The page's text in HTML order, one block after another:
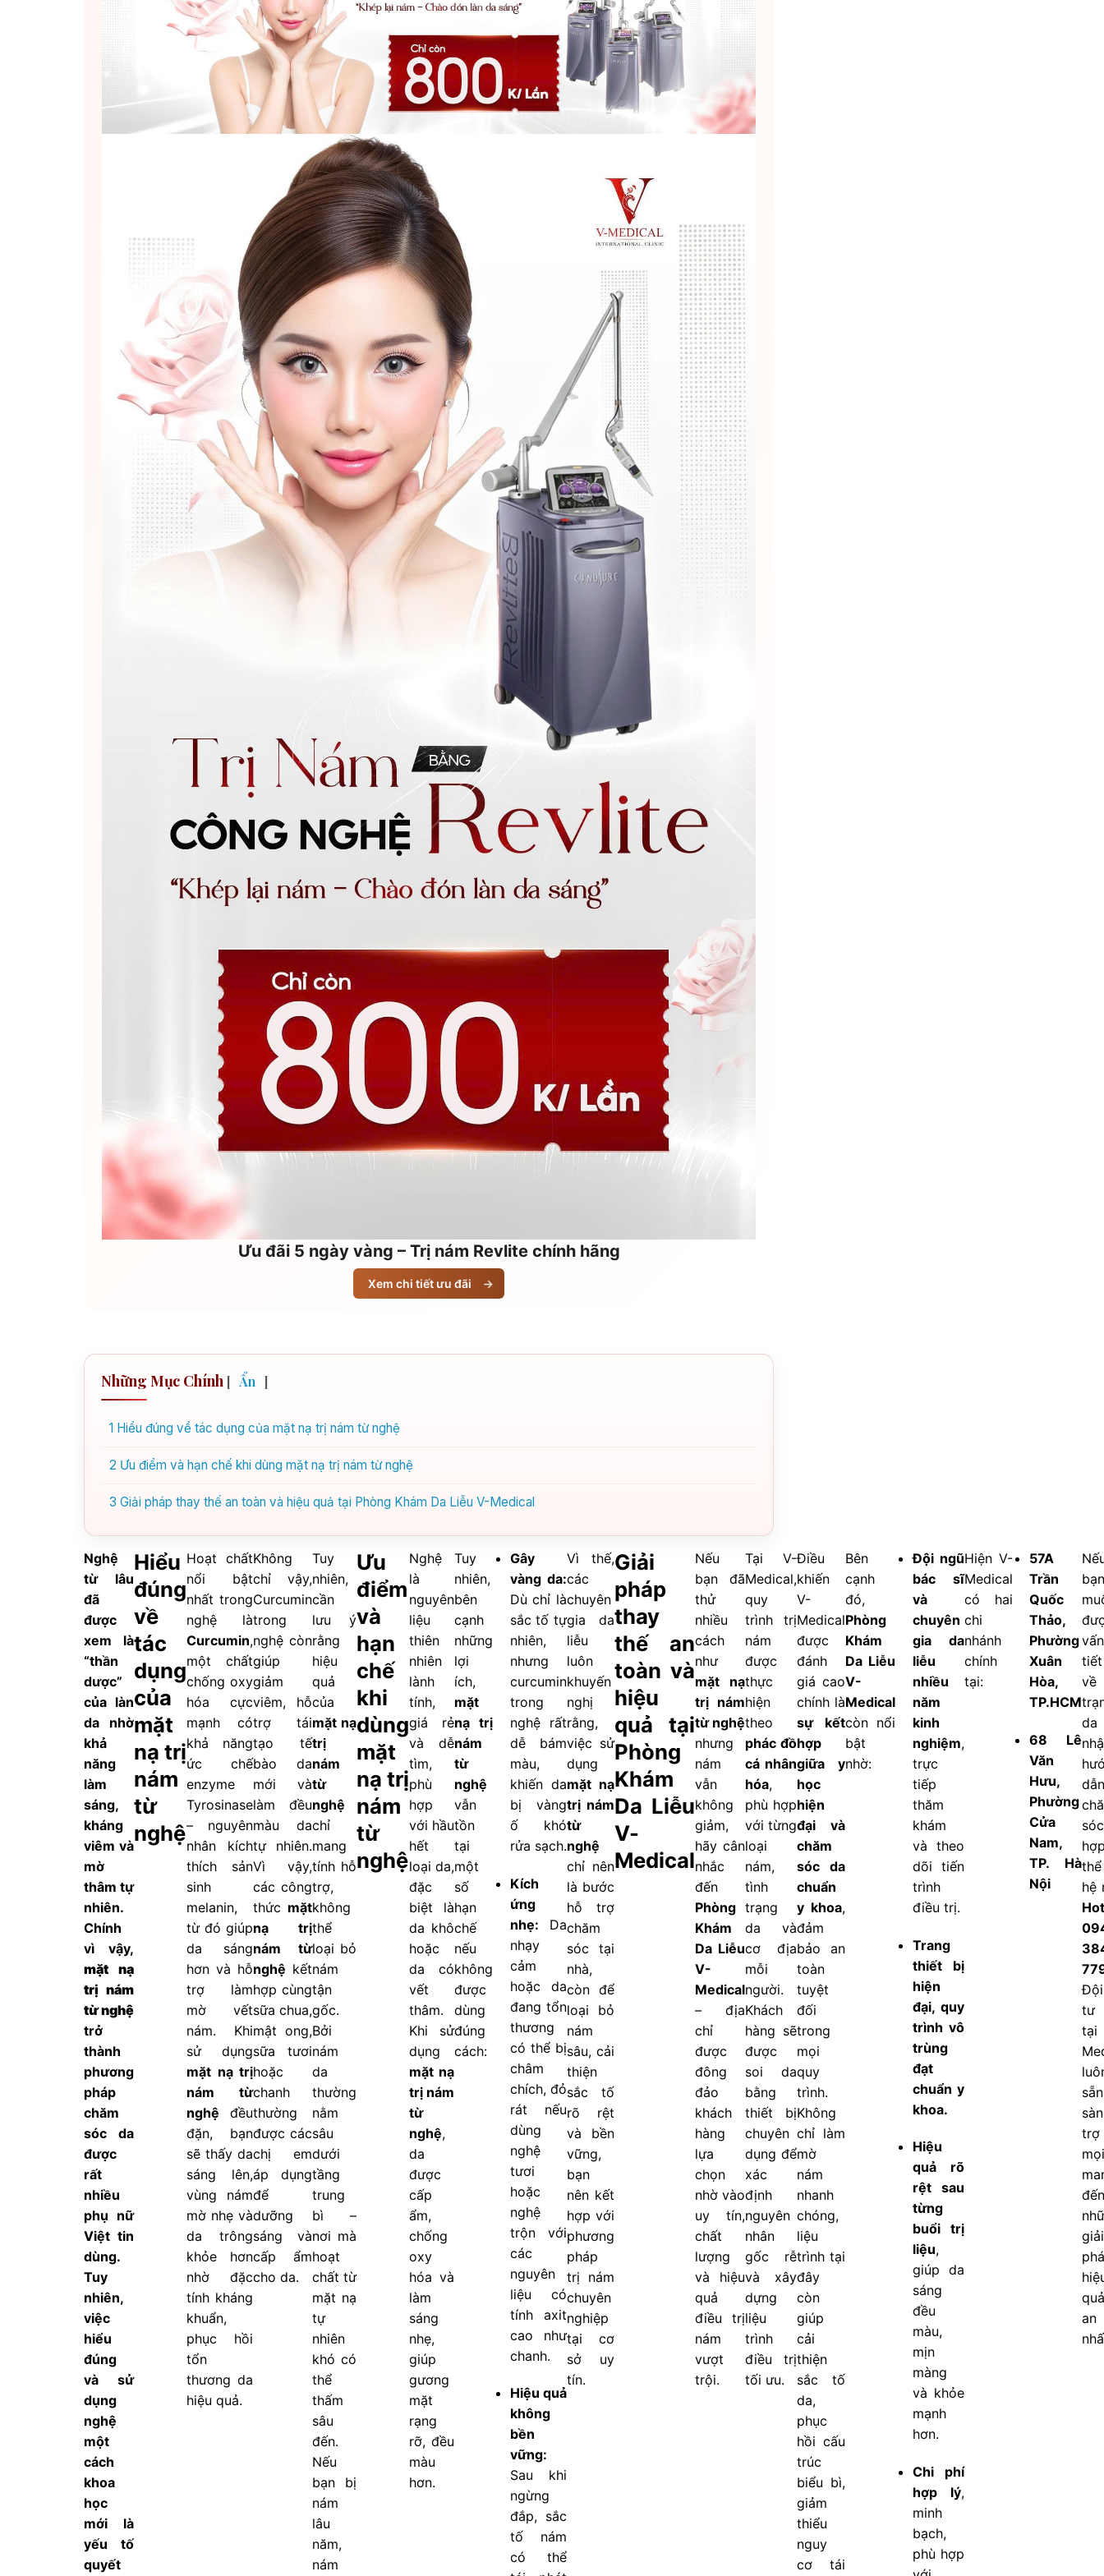
Ưu đãi 5 ngày vàng – Trị nám Revlite chính hãng
Xem chi tiết ưu đãi →
Những Mục Chính [ Ẩn ]
1 Hiểu đúng về tác dụng của mặt nạ trị nám từ nghệ
2 Ưu điểm và hạn chế khi dùng mặt nạ trị nám từ nghệ
3 Giải pháp thay thế an toàn và hiệu quả tại Phòng Khám Da Liễu V-Medical
Nghệ
từ lâu
đã
được
xem là
“thần
dược”
của làn
da nhờ
khả
năng
làm
sáng,
kháng
viêm và
mờ
thâm tự
nhiên.
Chính
vì vậy,
mặt nạ
trị nám
từ nghệ
trở
thành
phương
pháp
chăm
sóc da
được
rất
nhiều
phụ nữ
Việt tin
dùng.
Tuy
nhiên,
việc
hiểu
đúng
và sử
dụng
nghệ
một
cách
khoa
học
mới là
yếu tố
quyết
Hiểu
đúng
về
tác
dụng
của
mặt
nạ trị
nám
từ
nghệ
Hoạt chất
nổi bật
nhất trong
nghệ là
Curcumin,
một chất
chống oxy
hóa cực
mạnh có
khả năng
ức chế
enzyme
Tyrosinase
– nguyên
nhân kích
thích sản
sinh
melanin,
từ đó giúp
da sáng
hơn và hỗ
trợ làm
mờ vết
nám. Khi
sử dụng
mặt nạ trị
nám từ
nghệ đều
đặn, bạn
sẽ thấy da
sáng lên,
vùng nám
mờ nhẹ và
da trông
khỏe hơn
nhờ đặc
tính kháng
khuẩn,
phục hồi
tổn
thương da
hiệu quả.
Không
chỉ vậy,
Curcumin
trong
nghệ còn
giúp
giảm
viêm, hỗ
trợ tái
tạo tế
bào da
mới và
làm đều
màu da
tự nhiên.
Vì vậy,
các công
thức mặt
nạ trị
nám từ
nghệ kết
hợp cùng
sữa chua,
mật ong,
sữa tươi
hoặc
chanh
thường
được các
chị em
áp dụng
để
dưỡng
sáng và
cấp ẩm
cho da.
Tuy
nhiên,
cần
lưu ý
rằng
hiệu
quả
của
mặt nạ
trị
nám
từ
nghệ
chỉ
mang
tính hỗ
trợ,
không
thể
loại bỏ
nám
tận
gốc.
Bởi
nám
da
thường
nằm
sâu
dưới
tầng
trung
bì –
nơi mà
hoạt
chất từ
mặt nạ
tự
nhiên
khó có
thể
thấm
sâu
đến.
Nếu
bạn bị
nám
lâu
năm,
nám
Ưu
điểm
và
hạn
chế
khi
dùng
mặt
nạ trị
nám
từ
nghệ
Nghệ
là
nguyên
liệu
thiên
nhiên
lành
tính,
giá rẻ
và dễ
tìm,
phù
hợp
với hầu
hết
loại da,
đặc
biệt là
da khô
hoặc
da có
vết
thâm.
Khi sử
dụng
mặt nạ
trị nám
từ
nghệ,
da
được
cấp
ẩm,
chống
oxy
hóa và
làm
sáng
nhẹ,
giúp
gương
mặt
rạng
rỡ, đều
màu
hơn.
Tuy
nhiên,
bên
cạnh
những
lợi
ích,
mặt
nạ trị
nám
từ
nghệ
vẫn
tồn
tại
một
số
hạn
chế
nếu
không
được
dùng
đúng
cách:
Gây
vàng da:
Dù chỉ là
sắc tố tự
nhiên,
nhưng
curcumin
trong
nghệ rất
dễ bám
màu,
khiến da
bị vàng
ố khó
rửa sạch.
Kích
ứng
nhẹ: Da
nhạy
cảm
hoặc da
đang tổn
thương
có thể bị
châm
chích, đỏ
rát nếu
dùng
nghệ
tươi
hoặc
nghệ
trộn với
các
nguyên
liệu có
tính axit
cao như
chanh.
Hiệu quả
không
bền
vững:
Sau khi
ngừng
đắp, sắc
tố nám
có thể
Vì thế,
các
chuyên
gia da
liễu
luôn
khuyến
nghị
rằng,
việc sử
dụng
mặt nạ
trị nám
từ
nghệ
chỉ nên
là bước
hỗ trợ
chăm
sóc tại
nhà,
còn để
loại bỏ
nám
sâu, cải
thiện
sắc tố
rõ rệt
và bền
vững,
bạn
nên kết
hợp với
phương
pháp
trị nám
chuyên
nghiệp
tại cơ
sở uy
tín.
Giải
pháp
thay
thế an
toàn và
hiệu
quả tại
Phòng
Khám
Da Liễu
V-
Medical
Nếu
bạn đã
thử
nhiều
cách
như
mặt nạ
trị nám
từ nghệ
nhưng
nám
vẫn
không
giảm,
hãy cân
nhắc
đến
Phòng
Khám
Da Liễu
V-
Medical
– địa
chỉ
được
đông
đảo
khách
hàng
lựa
chọn
nhờ vào
uy tín,
chất
lượng
và hiệu
quả
điều trị
nám
vượt
trội.
Tại V-
Medical,
quy
trình trị
nám
được
thực
hiện
theo
phác đồ
cá nhân
hóa,
phù hợp
với từng
loại
nám,
tình
trạng
da và
cơ địa
mỗi
người.
Khách
hàng sẽ
được
soi da
bằng
thiết bị
chuyên
dụng để
xác
định
nguyên
nhân
gốc rễ
và xây
dựng
liệu
trình
điều trị
tối ưu.
Điều
khiến
V-
Medical
được
đánh
giá cao
chính là
sự kết
hợp
giữa y
học
hiện
đại và
chăm
sóc da
chuẩn
y khoa,
đảm
bảo an
toàn
tuyệt
đối
trong
mọi
quy
trình.
Không
chỉ làm
mờ
nám
nhanh
chóng,
liệu
trình tại
đây
còn
giúp
cải
thiện
sắc tố
da,
phục
hồi cấu
trúc
biểu bì,
giảm
thiểu
nguy
cơ tái
Bên
cạnh
đó,
Phòng
Khám
Da Liễu
V-
Medical
còn nổi
bật
nhờ:
Đội ngũ
bác sĩ
và
chuyên
gia da
liễu
nhiều
năm
kinh
nghiệm,
trực
tiếp
thăm
khám
và theo
dõi tiến
trình
điều trị.
Trang
thiết bị
hiện
đại, quy
trình vô
trùng
đạt
chuẩn y
khoa.
Hiệu
quả rõ
rệt sau
từng
buổi trị
liệu,
giúp da
sáng
đều
màu,
mịn
màng
và khỏe
mạnh
hơn.
Chi phí
hợp lý,
minh
bạch,
phù hợp
Hiện V-
Medical
có hai
chi
nhánh
chính
tại:
57A
Trần
Quốc
Thảo,
Phường
Xuân
Hòa,
TP.HCM
68 Lê
Văn
Hưu,
Phường
Cửa
Nam,
TP. Hà
Nội
về
hệ
tư
sẵn
trợ
giải
an